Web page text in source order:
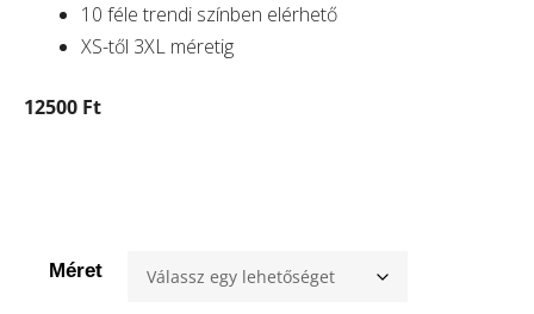
10 féle trendi színben elérhető
XS-től 3XL méretig
12500 Ft
Méret